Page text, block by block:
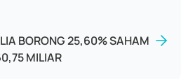
BORONG 25,60% SAHAM
MILIAR